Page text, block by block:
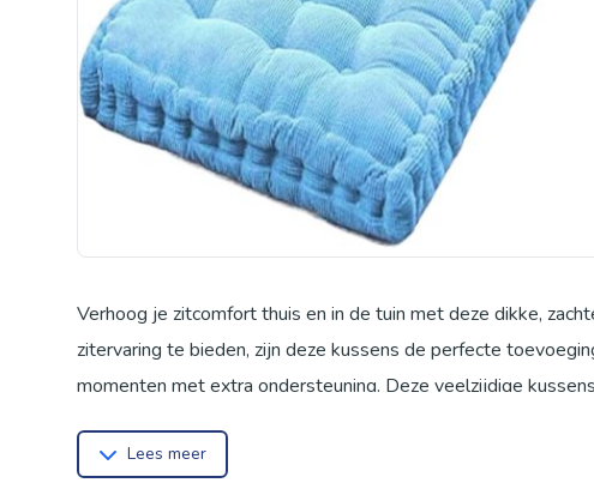
Verhoog je zitcomfort thuis en in de tuin met deze dikke,
zitervaring te bieden, zijn deze kussens de perfecte
momenten met extra ondersteuning. Deze veelzijdige
kussens passen overal. Ze zijn ideaal voor binnen en buiten,
Lees meer